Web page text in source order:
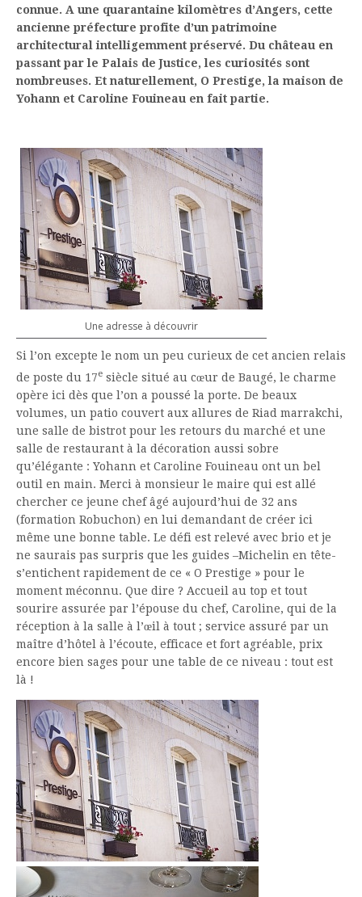
connue. A une quarantaine kilomètres d’Angers, cette
ancienne préfecture profite d’un patrimoine
architectural intelligemment préservé. Du château en
passant par le Palais de Justice, les curiosités sont
nombreuses. Et naturellement, O Prestige, la maison de
Yohann et Caroline Fouineau en fait partie.
Une adresse à découvrir
Si l’on excepte le nom un peu curieux de cet ancien relais
de poste du 17e siècle situé au cœur de Baugé, le charme
opère ici dès que l’on a poussé la porte. De beaux
volumes, un patio couvert aux allures de Riad marrakchi,
une salle de bistrot pour les retours du marché et une
salle de restaurant à la décoration aussi sobre
qu’élégante : Yohann et Caroline Fouineau ont un bel
outil en main. Merci à monsieur le maire qui est allé
chercher ce jeune chef âgé aujourd’hui de 32 ans
(formation Robuchon) en lui demandant de créer ici
même une bonne table. Le défi est relevé avec brio et je
ne saurais pas surpris que les guides –Michelin en tête-
s’entichent rapidement de ce « O Prestige » pour le
moment méconnu. Que dire ? Accueil au top et tout
sourire assurée par l’épouse du chef, Caroline, qui de la
réception à la salle à l’œil à tout ; service assuré par un
maître d’hôtel à l’écoute, efficace et fort agréable, prix
encore bien sages pour une table de ce niveau : tout est
là !